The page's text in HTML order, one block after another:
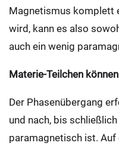
Magnetismus komplett
wird, kann es also
auch ein wenig
Materie-Teilchen
Der Phasenübergang
und nach, bis
paramagnetisch ist.